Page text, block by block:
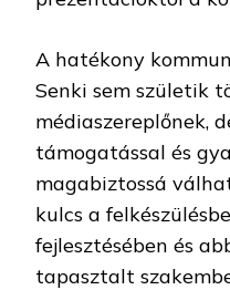
A hatékony
Senki sem születik
médiaszereplőnek,
támogatással és
magabiztossá
kulcs a
fejlesztésében és
tapasztalt